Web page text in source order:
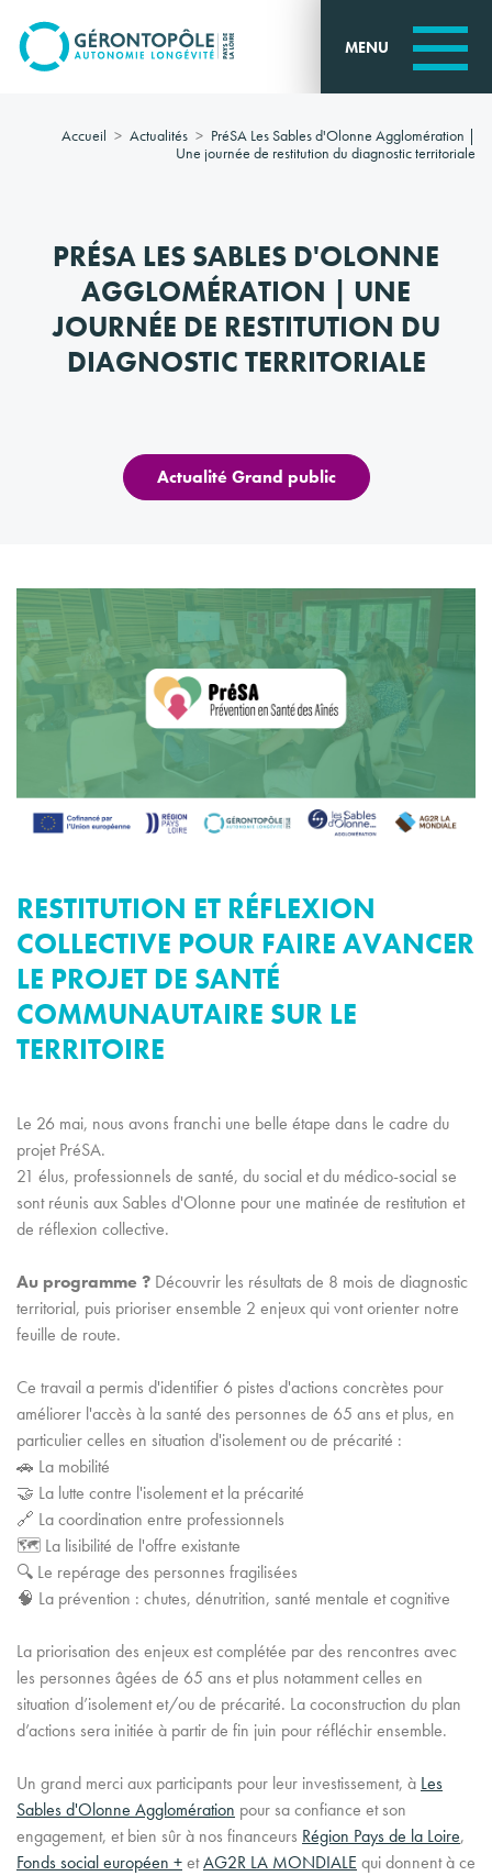
Go to
main
content MENU
Accueil Actualités
PréSA Les Sables d'Olonne Agglomération |
Une journée de restitution du diagnostic territoriale
PRÉSA LES SABLES D'OLONNE
AGGLOMÉRATION | UNE
JOURNÉE DE RESTITUTION DU
DIAGNOSTIC TERRITORIALE
Actualité Grand public
RESTITUTION ET RÉFLEXION
COLLECTIVE POUR FAIRE AVANCER
LE PROJET DE SANTÉ
COMMUNAUTAIRE SUR LE
TERRITOIRE
Le 26 mai, nous avons franchi une belle étape dans le cadre du
projet PréSA.
21 élus, professionnels de santé, du social et du médico-social se
sont réunis aux Sables d'Olonne pour une matinée de restitution et
de réflexion collective.
Au programme ? Découvrir les résultats de 8 mois de diagnostic
territorial, puis prioriser ensemble 2 enjeux qui vont orienter notre
feuille de route.
Ce travail a permis d'identifier 6 pistes d'actions concrètes pour
améliorer l'accès à la santé des personnes de 65 ans et plus, en
particulier celles en situation d'isolement ou de précarité :
🚗 La mobilité
🤝 La lutte contre l'isolement et la précarité
🔗 La coordination entre professionnels
🗺️ La lisibilité de l'offre existante
🔍 Le repérage des personnes fragilisées
🧠 La prévention : chutes, dénutrition, santé mentale et cognitive
La priorisation des enjeux est complétée par des rencontres avec
les personnes âgées de 65 ans et plus notamment celles en
situation d’isolement et/ou de précarité. La coconstruction du plan
d’actions sera initiée à partir de fin juin pour réfléchir ensemble.
Un grand merci aux participants pour leur investissement, à Les
Sables d'Olonne Agglomération pour sa confiance et son
engagement, et bien sûr à nos financeurs Région Pays de la Loire,
Fonds social européen +etAG2R LA MONDIALE qui donnent à ce